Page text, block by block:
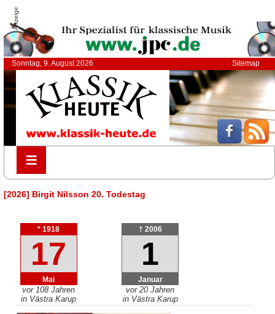
Anzeige
Sonntag, 9. August 2026 Sitemap
≡
≡
[2026] Birgit Nilsson 20. Todestag
* 1918
17
Mai
vor 108 Jahren
in Västra Karup
† 2006
1
Januar
vor 20 Jahren
in Västra Karup